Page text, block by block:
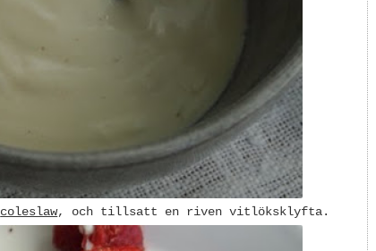
coleslaw, och tillsatt en riven vitlöksklyfta.